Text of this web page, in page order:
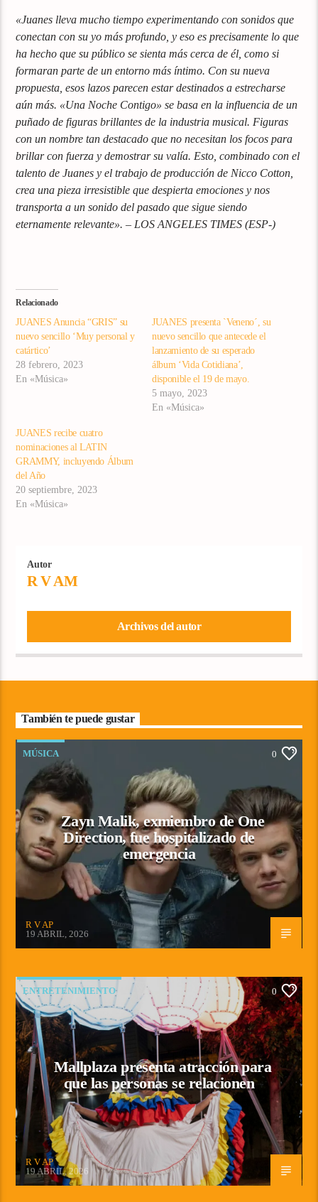
«Juanes lleva mucho tiempo experimentando con sonidos que
conectan con su yo más profundo, y eso es precisamente lo que
ha hecho que su público se sienta más cerca de él, como si
formaran parte de un entorno más íntimo. Con su nueva
propuesta, esos lazos parecen estar destinados a estrecharse
aún más. «Una Noche Contigo» se basa en la influencia de un
puñado de figuras brillantes de la industria musical. Figuras
con un nombre tan destacado que no necesitan los focos para
brillar con fuerza y demostrar su valía. Esto, combinado con el
talento de Juanes y el trabajo de producción de Nicco Cotton,
crea una pieza irresistible que despierta emociones y nos
transporta a un sonido del pasado que sigue siendo
eternamente relevante». – LOS ANGELES TIMES (ESP-)
Relacionado
JUANES Anuncia “GRIS” su
nuevo sencillo ‘Muy personal y
catártico’
28 febrero, 2023
En «Música»
JUANES presenta `Veneno´, su
nuevo sencillo que antecede el
lanzamiento de su esperado
álbum ‘Vida Cotidiana’,
disponible el 19 de mayo.
5 mayo, 2023
En «Música»
JUANES recibe cuatro
nominaciones al LATIN
GRAMMY, incluyendo Álbum
del Año
20 septiembre, 2023
En «Música»
Autor
R V AM
Archivos del autor
También te puede gustar
MÚSICA 0
Zayn Malik, exmiembro de One
Direction, fue hospitalizado de
emergencia
R V AP
19 ABRIL, 2026
ENTRETENIMIENTO 0
Mallplaza presenta atracción para
que las personas se relacionen
R V AP
19 ABRIL, 2026